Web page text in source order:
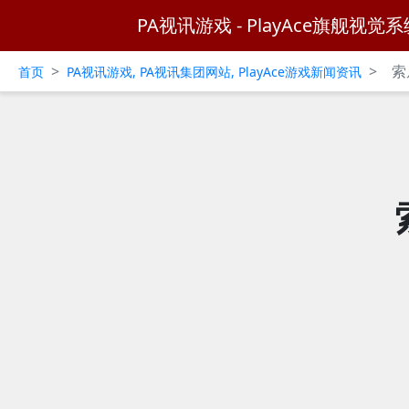
PA视讯游戏 - PlayAce旗舰视觉系
首页 > PA视讯游戏, PA视讯集团网站, PlayAce游戏新闻资讯 >